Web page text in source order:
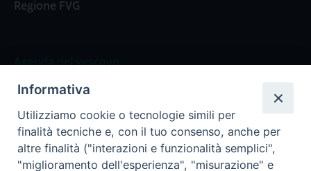
Regione FVG
Agenda del vescovo
Agenda del vescovo
Informativa
Utilizziamo cookie o tecnologie simili per
finalità tecniche e, con il tuo consenso, anche per
altre finalità ("interazioni e funzionalità semplici",
"miglioramento dell'esperienza", "misurazione" e